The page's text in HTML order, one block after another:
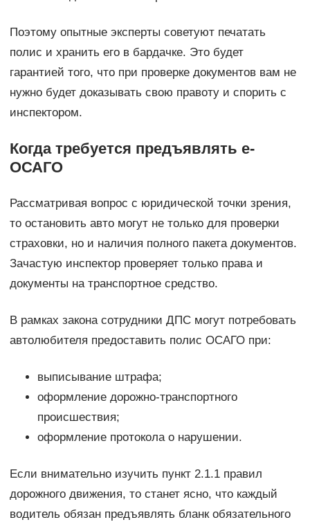
Поэтому опытные эксперты советуют печатать
полис и хранить его в бардачке. Это будет
гарантией того, что при проверке документов вам не
нужно будет доказывать свою правоту и спорить с
инспектором.
Когда требуется предъявлять е-
ОСАГО
Рассматривая вопрос с юридической точки зрения,
то остановить авто могут не только для проверки
страховки, но и наличия полного пакета документов.
Зачастую инспектор проверяет только права и
документы на транспортное средство.
В рамках закона сотрудники ДПС могут потребовать
автолюбителя предоставить полис ОСАГО при:
выписывание штрафа;
оформление дорожно-транспортного
происшествия;
оформление протокола о нарушении.
Если внимательно изучить пункт 2.1.1 правил
дорожного движения, то станет ясно, что каждый
водитель обязан предъявлять бланк обязательного